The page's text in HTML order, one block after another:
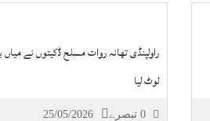
راولپنڈی تھانہ روات مسلح ڈکیتوں نے
لوٹ لیا
25/05/2026